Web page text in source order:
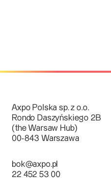
Axpo Polska sp. z o.o.
Rondo Daszyńskiego 2B
(the Warsaw Hub)
00-843 Warszawa
bok@axpo.pl
22 452 53 00